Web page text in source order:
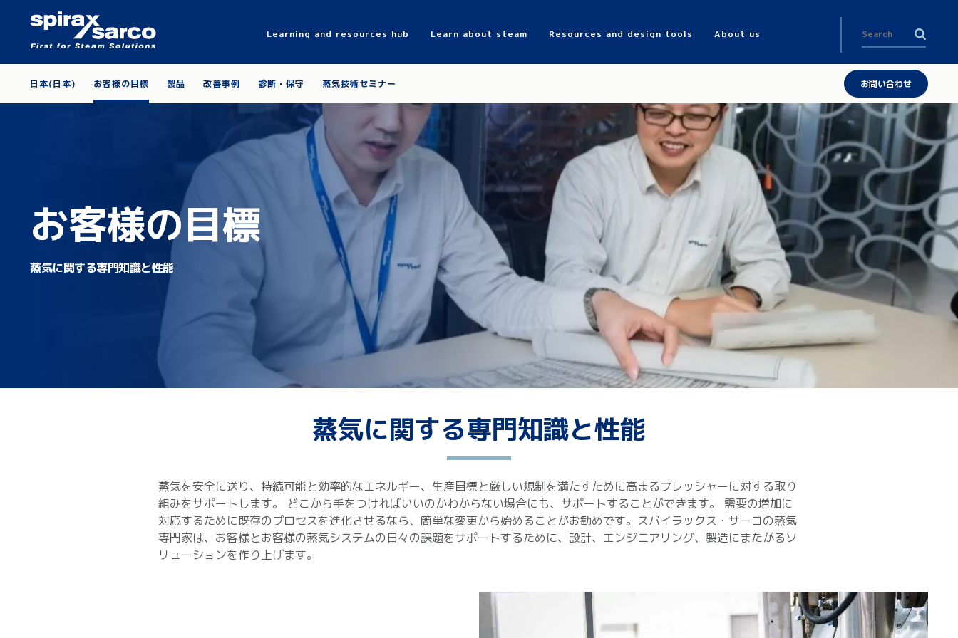
Learning and resources hub Learn about steam Resources and design tools About us
Search
日本(日本) お客様の目標 製品 改善事例 診断・保守 蒸気技術セミナー お問い合わせ
お客様の目標
蒸気に関する専門知識と性能
蒸気に関する専門知識と性能
蒸気を安全に送り、持続可能と効率的なエネルギー、生産目標と厳しい規制を満たすために高まるプレッシャーに対する取り
組みをサポートします。 どこから手をつければいいのかわからない場合にも、サポートすることができます。 需要の増加に
対応するために既存のプロセスを進化させるなら、簡単な変更から始めることがお勧めです。スパイラックス・サーコの蒸気
専門家は、お客様とお客様の蒸気システムの日々の課題をサポートするために、設計、エンジニアリング、製造にまたがるソ
リューションを作り上げます。